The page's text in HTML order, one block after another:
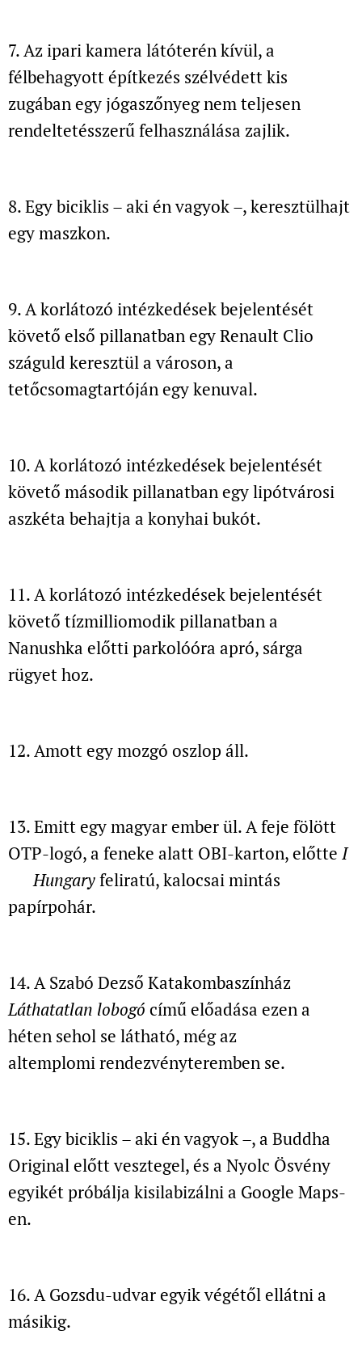
7. Az ipari kamera látóterén kívül,a
félbehagyott építkezés szélvédett kis
zugában egy jógaszőnyeg nem teljesen
rendeltetésszerű felhasználása zajlik.
8. Egy biciklis – aki én vagyok –, keresztülhajt
egy maszkon.
9. A korlátozó intézkedések bejelentését
követő első pillanatbanegy Renault Clio
száguld keresztül a városon, a
tetőcsomagtartóján egy kenuval.
10. A korlátozó intézkedések bejelentését
követő második pillanatbanegy lipótvárosi
aszkéta behajtja a konyhai bukót.
11. A korlátozó intézkedések bejelentését
követő tízmilliomodik pillanatbana
Nanushka előtti parkolóóra apró, sárga
rügyet hoz.
12. Amott egy mozgó oszlop áll.
13. Emitt egy magyar ember ül. A feje fölött
OTP-logó,a feneke alatt OBI-karton, előtte I
♥ Hungaryfeliratú, kalocsai mintás
papírpohár.
14. A Szabó Dezső Katakombaszínház
Láthatatlan lobogó című előadása ezen a
héten sehol se látható, még az
altemplomi rendezvényteremben se.
15. Egy biciklis – aki én vagyok –, a Buddha
Original előtt vesztegel,és a Nyolc Ösvény
egyikét próbálja kisilabizálni a Google Maps-
en.
16. A Gozsdu-udvar egyik végétől ellátni a
másikig.